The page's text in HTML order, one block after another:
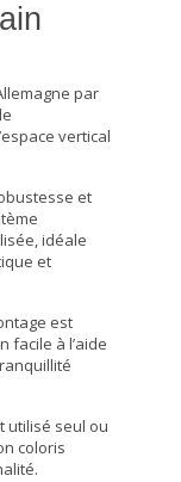
par
vertical
et
idéale
et
est
facile à l’aide
utilisé seul ou
coloris